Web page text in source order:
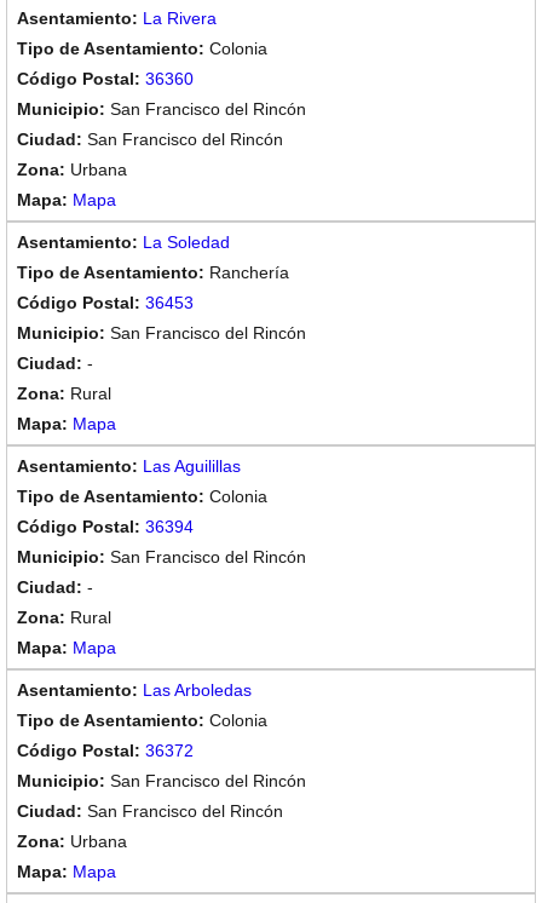
La Rivera
Colonia
36360
San Francisco del Rincón
San Francisco del Rincón
Urbana
Mapa
La Soledad
Ranchería
36453
San Francisco del Rincón
-
Rural
Mapa
Las Aguilillas
Colonia
36394
San Francisco del Rincón
-
Rural
Mapa
Las Arboledas
Colonia
36372
San Francisco del Rincón
San Francisco del Rincón
Urbana
Mapa